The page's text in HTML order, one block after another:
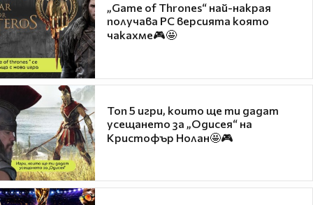
„Game of Thrones“ най-накрая
получава PC версията която
чакахме🎮🤩
Топ 5 игри, които ще ти дадат
усещането за „Одисея“ на
Кристофър Нолан🤩🎮